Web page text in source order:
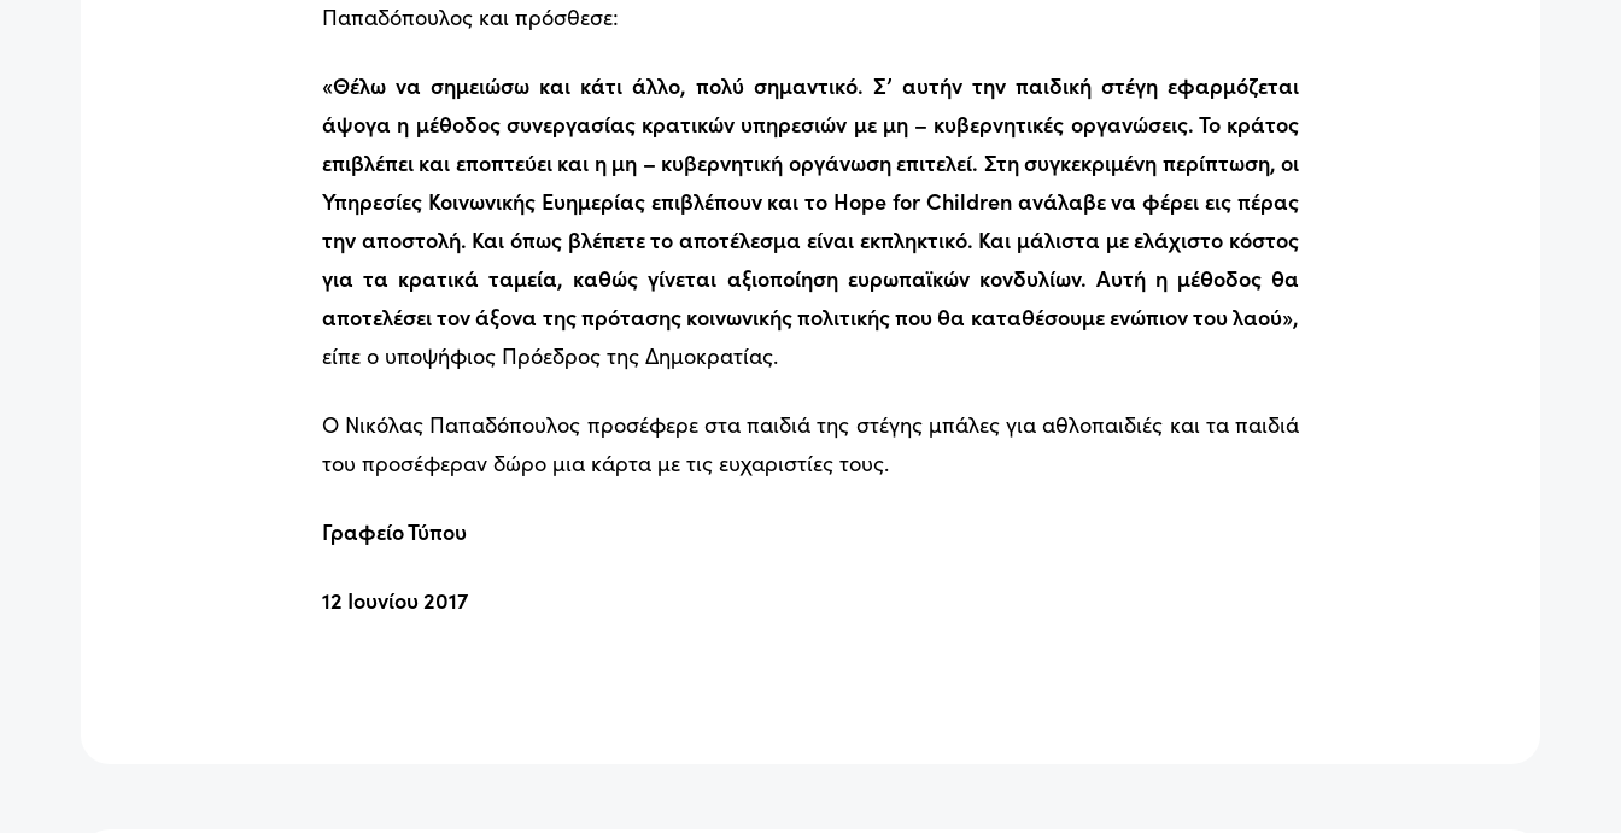
Παπαδόπουλος και πρόσθεσε:
«Θέλω να σημειώσω και κάτι άλλο, πολύ σημαντικό. Σ’ αυτήν την παιδική στέγη εφαρμόζεται
άψογα η μέθοδος συνεργασίας κρατικών υπηρεσιών με μη – κυβερνητικές οργανώσεις. Το κράτος
επιβλέπει και εποπτεύει και η μη – κυβερνητική οργάνωση επιτελεί. Στη συγκεκριμένη περίπτωση, οι
Υπηρεσίες Κοινωνικής Ευημερίας επιβλέπουν και το Hope for Children ανάλαβε να φέρει εις πέρας
την αποστολή. Και όπως βλέπετε το αποτέλεσμα είναι εκπληκτικό. Και μάλιστα με ελάχιστο κόστος
για τα κρατικά ταμεία, καθώς γίνεται αξιοποίηση ευρωπαϊκών κονδυλίων. Αυτή η μέθοδος θα
αποτελέσει τον άξονα της πρότασης κοινωνικής πολιτικής που θα καταθέσουμε ενώπιον του λαού»,
είπε ο υποψήφιος Πρόεδρος της Δημοκρατίας.
Ο Νικόλας Παπαδόπουλος προσέφερε στα παιδιά της στέγης μπάλες για αθλοπαιδιές και τα παιδιά
του προσέφεραν δώρο μια κάρτα με τις ευχαριστίες τους.
Γραφείο Τύπου
12 Ιουνίου 2017